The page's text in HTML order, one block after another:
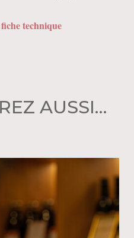
technique
AUSSI…